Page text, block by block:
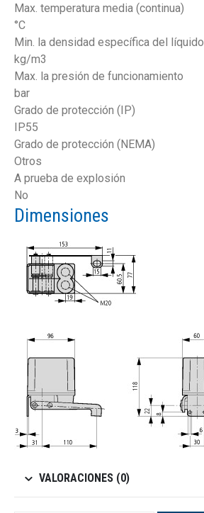
Max. temperatura media (continua)
°C
Min. la densidad específica del líquido
kg/m3
Max. la presión de funcionamiento
bar
Grado de protección (IP)
IP55
Grado de protección (NEMA)
Otros
A prueba de explosión
No
Dimensiones
VALORACIONES (0)